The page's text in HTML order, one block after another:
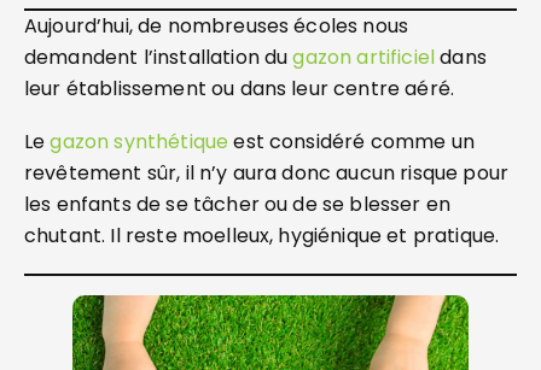
Aujourd’hui, de nombreuses écoles nous
demandent l’installation dugazon artificieldans
leur établissement ou dans leur centre aéré.
Legazon synthétique est considéré comme un
revêtement sûr, il n’y aura donc aucun risque pour
les enfants de se tâcher ou de se blesser en
chutant. Il reste moelleux, hygiénique et pratique.